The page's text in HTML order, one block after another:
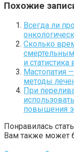
Похожие
Всегда ли
Сколько
и
Мастопатия
методы
При
повышения
Понравилась
Вам также может